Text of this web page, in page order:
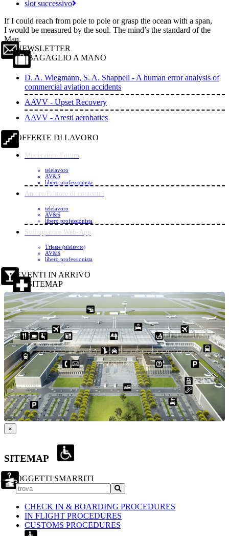
slot successivo
If I could reach from pole to pole or grasp the ocean with a span,
I would be measured by the soul. The mind’s the standard of the
Man.
NEWSLETTER
BAGAGLIO A MANO
D. A. Wiegmann, S. A. Shappell - A human error analysis of
commercial aviation accidents
AAVV - Upset Recovery
AAVV - Aresti aerobatics
OFFERTE DI LAVORO
Moderatore Forum
telelavoro
AV&S
libero professionista
Autore/Editore di contenuti
telelavoro
AV&S
libero professionista
Sviluppatore Web-App
Trieste (telelavoro)
AV&S
libero professionista
EVENTI IN ARRIVO
SITEMAP
×
SITEMAP
OGGETTI SMARRITI
CHECK IN & BOARDING PROCEDURES
IN FLIGHT PROCEDURES
CUSTOMS PROCEDURES